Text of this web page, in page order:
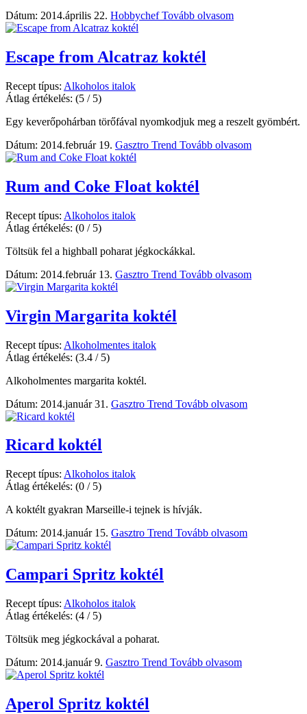
Dátum: 2014.április 22. HobbychefTovább olvasom
Escape from Alcatraz koktél
Recept típus: Alkoholos italok
Átlag értékelés: (5 / 5)
Egy keverőpohárban törőfával nyomkodjuk meg a reszelt gyömbért.
Dátum: 2014.február 19. Gasztro Trend Tovább olvasom
Rum and Coke Float koktél
Recept típus: Alkoholos italok
Átlag értékelés: (0 / 5)
Töltsük fel a highball poharat jégkockákkal.
Dátum: 2014.február 13. Gasztro Trend Tovább olvasom
Virgin Margarita koktél
Recept típus: Alkoholmentes italok
Átlag értékelés: (3.4 / 5)
Alkoholmentes margarita koktél.
Dátum: 2014.január 31. Gasztro Trend Tovább olvasom
Ricard koktél
Recept típus: Alkoholos italok
Átlag értékelés: (0 / 5)
A koktélt gyakran Marseille-i tejnek is hívják.
Dátum: 2014.január 15. Gasztro Trend Tovább olvasom
Campari Spritz koktél
Recept típus: Alkoholos italok
Átlag értékelés: (4 / 5)
Töltsük meg jégkockával a poharat.
Dátum: 2014.január 9. Gasztro Trend Tovább olvasom
Aperol Spritz koktél